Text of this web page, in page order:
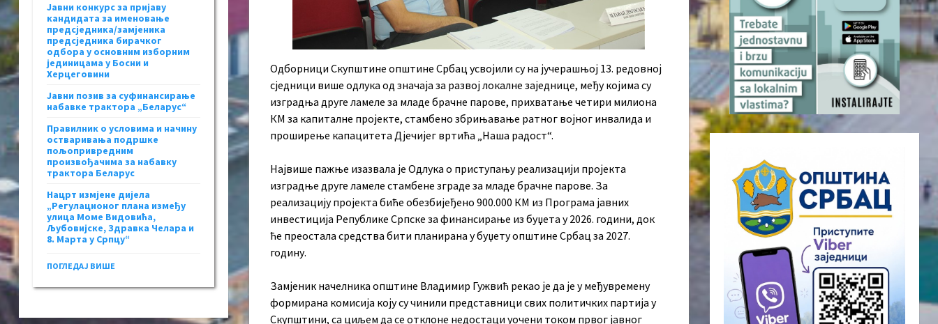
Одборници Скупштине општине Србац усвојили су на јучерашњој 13. редовној
сједници више одлука од значаја за развој локалне заједнице, међу којима су
изградња друге ламеле за младе брачне парове, прихватање четири милиона
КМ за капиталне пројекте, стамбено збрињавање ратног војног инвалида и
проширење капацитета Дјечијег вртића „Наша радост“.
Највише пажње изазвала је Одлука о приступању реализацији пројекта
изградње друге ламеле стамбене зграде за младе брачне парове. За
реализацију пројекта биће обезбијеђено 900.000 КМ из Програма јавних
инвестиција Републике Српске за финансирање из буџета у 2026. години, док
ће преостала средства бити планирана у буџету општине Србац за 2027.
годину.
Замјеник начелника општине Владимир Гужвић рекао је да је у међувремену
формирана комисија коју су чинили представници свих политичких партија у
Скупштини, са циљем да се отклоне недостаци уочени током првог јавног
Јавни конкурс за пријаву
кандидата за именовање
предсједника/замјеника
предсједника бирачког
одбора у основним изборним
јединицама у Босни и
Херцеговини
Јавни позив за суфинансирање
набавке трактора „Беларус“
Правилник о условима и начину
остваривања подршке
пољопривредним
произвођачима за набавку
трактора Беларус
Нацрт измјене дијела
„Регулационог плана између
улица Моме Видовића,
Љубовијске, Здравка Челара и
8. Марта у Српцу“
ПОГЛЕДАЈ ВИШЕ